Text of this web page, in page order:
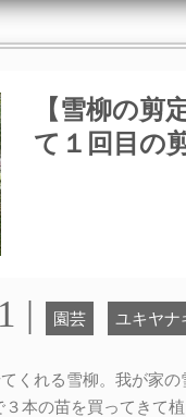
【雪柳の剪
て１回目の
| 園芸 ユキヤナ
くれる雪柳。我が家
本の苗を買ってきて